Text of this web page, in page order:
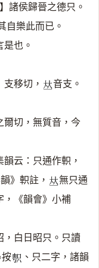
諸侯歸晉之德只。
自樂此而已。
也。
移切， 𠀤音支。
爾切，無質音，今
云：只通作軹，
》軹註， 𠀤無只通
，《韻會》小補
，白日昭只。只讀
𠷓
、只二字，諸韻